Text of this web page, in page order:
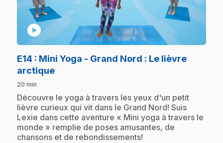
play_circle
E14 : Mini Yoga - Grand Nord : Le lièvre
arctique.
20 min
.Découvre le yoga à travers les yeux d'un petit
lièvre curieux qui vit dans le Grand Nord! Suis
Lexie dans cette aventure « Mini yoga à travers le
monde » remplie de poses amusantes, de
chansons et de rebondissements!